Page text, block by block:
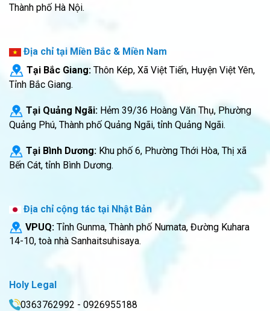
Thành phố Hà Nội.
Địa chỉ tại Miền Bắc & Miền Nam
Tại Bắc Giang: Thôn Kép, Xã Việt Tiến, Huyện Việt Yên,
Tỉnh Bắc Giang.
Tại Quảng Ngãi: Hẻm 39/36 Hoàng Văn Thụ, Phường
Quảng Phú, Thành phố Quảng Ngãi, tỉnh Quảng Ngãi.
Tại Bình Dương: Khu phố 6, Phường Thới Hòa, Thị xã
Bến Cát, tỉnh Bình Dương.
Địa chỉ cộng tác tại Nhật Bản
VPUQ: Tỉnh Gunma, Thành phố Numata, Đường Kuhara
14-10, toà nhà Sanhaitsuhisaya.
Holy Legal
0363762992 - 0926955188